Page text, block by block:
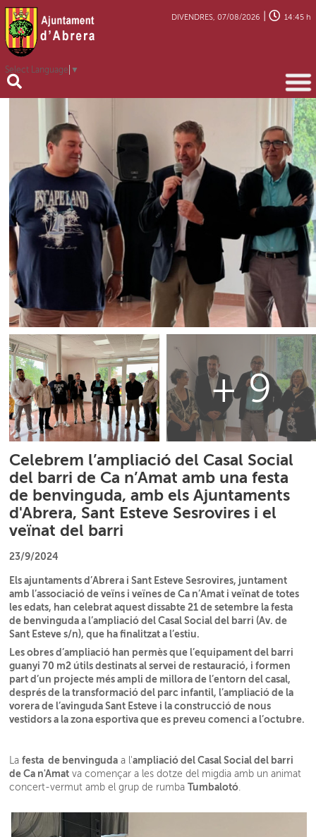
Select Language ▼
DIVENDRES, 07/08/2026 14:45 h
+ 9
Celebrem l’ampliació del Casal Social
del barri de Ca n’Amat amb una festa
de benvinguda, amb els Ajuntaments
d'Abrera, Sant Esteve Sesrovires i el
veïnat del barri
23/9/2024
Els ajuntaments d’Abrera i Sant Esteve Sesrovires, juntament
amb l’associació de veïns i veïnes de Ca n’Amat i veïnat de totes
les edats, han celebrat aquest dissabte 21 de setembre la festa
de benvinguda a l’ampliació del Casal Social del barri (Av. de
Sant Esteve s/n), que ha finalitzat a l’estiu.
Les obres d’ampliació han permès que l’equipament del barri
guanyi 70 m2 útils destinats al servei de restauració, i formen
part d’un projecte més ampli de millora de l’entorn del casal,
després de la transformació del parc infantil, l’ampliació de la
vorera de l’avinguda Sant Esteve i la construcció de nous
vestidors a la zona esportiva que es preveu comenci a l’octubre.
Lafesta de benvinguda a l'ampliació del Casal Social del barri
de Ca n'Amat va començar a les dotze del migdia amb un animat
concert-vermut amb el grup de rumbaTumbalotó.